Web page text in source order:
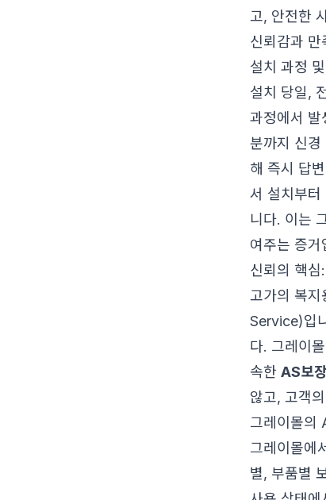
고, 안전한
신뢰감과 만
설치 과정
설치 당일,
과정에서 발
분까지 신경
해 즉시 답
서 설치부
니다. 이는
여주는 증거
신뢰의 핵
고가의 복
Service)입
다. 그레이
속한 AS보장
않고, 고객
그레이몰의
그레이몰에
별, 부품별